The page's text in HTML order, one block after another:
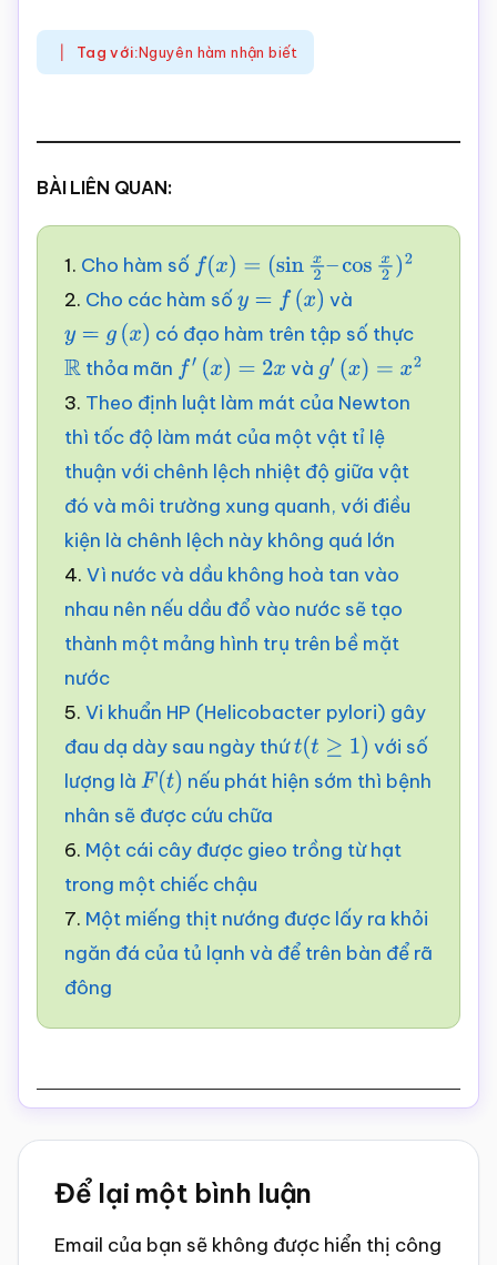
Tag với:Nguyên hàm nhận biết
BÀI LIÊN QUAN:
1. Cho hàm số f(x)= (sinx2–cosx2 )2
2. Cho các hàm số y =f( x )
và
y =g (x )
có đạo hàm trên tập số thực
Rthỏa mãn f′( x)= 2x và g′ (x)=x2
3. Theo định luật làm mát của Newton
thì tốc độ làm mát của một vật tỉ lệ
thuận với chênh lệch nhiệt độ giữa vật
đó và môi trường xung quanh, với điều
kiện là chênh lệch này không quá lớn
4. Vì nước và dầu không hoà tan vào
nhau nên nếu dầu đổ vào nước sẽ tạo
thành một mảng hình trụ trên bề mặt
nước
5. Vi khuẩn HP (Helicobacter pylori) gây
đau dạ dày sau ngày thứt(t ≥1)
với số
lượng là F(t) nếu phát hiện sớm thì bệnh
nhân sẽ được cứu chữa
6. Một cái cây được gieo trồng từ hạt
trong một chiếc chậu
7. Một miếng thịt nướng được lấy ra khỏi
ngăn đá của tủ lạnh và để trên bàn để rã
đông
Reader
Interactions
Để lại một bình luận
Email của bạn sẽ không được hiển thị công